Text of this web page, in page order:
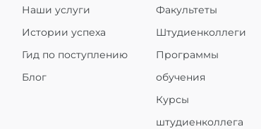
Наши услуги
Истории успеха
Гид по поступлению
Блог
Факультеты
Штудиенколлеги
Программы
обучения
Курсы
штудиенколлега